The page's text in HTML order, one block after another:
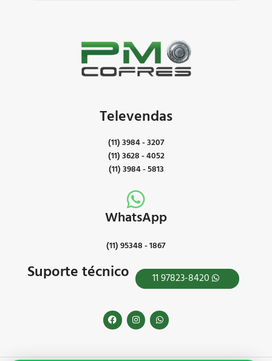
Televendas
(11) 3984 - 3207
(11) 3628 - 4052
(11) 3984 - 5813
WhatsApp
(11) 95348 - 1867
Suporte técnico 11 97823-8420